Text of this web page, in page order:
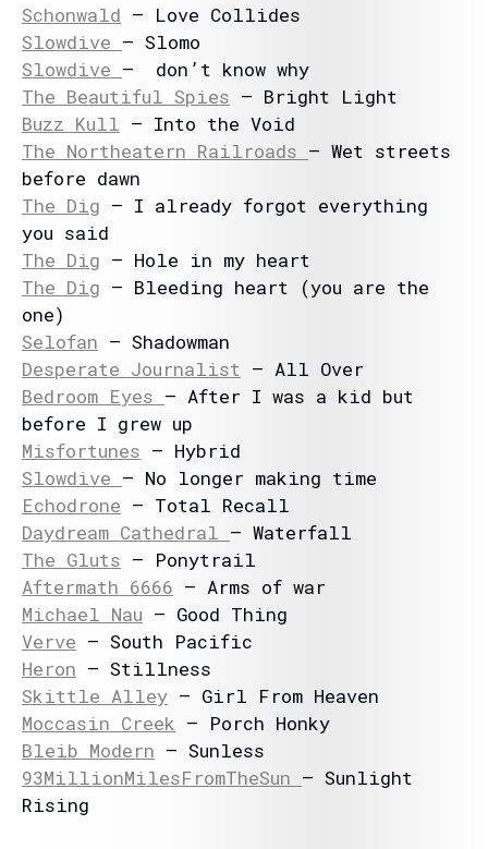
Schonwald – Love Collides
Slowdive – Slomo
Slowdive – don’t know why
The Beautiful Spies – Bright Light
Buzz Kull – Into the Void
The Northeatern Railroads – Wet streets
before dawn
The Dig – I already forgot everything
you said
The Dig – Hole in my heart
The Dig – Bleeding heart (you are the
one)
Selofan – Shadowman
Desperate Journalist – All Over
Bedroom Eyes – After I was a kid but
before I grew up
Misfortunes – Hybrid
Slowdive – No longer making time
Echodrone – Total Recall
Daydream Cathedral – Waterfall
The Gluts – Ponytrail
Aftermath 6666 – Arms of war
Michael Nau – Good Thing
Verve – South Pacific
Heron – Stillness
Skittle Alley – Girl From Heaven
Moccasin Creek – Porch Honky
Bleib Modern – Sunless
93MillionMilesFromTheSun – Sunlight
Rising